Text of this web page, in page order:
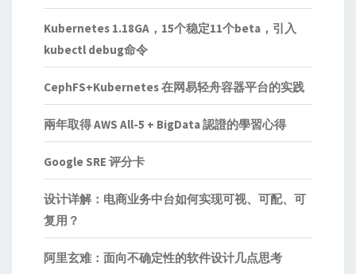
Kubernetes 1.18GA，15个稳定11个beta，引入
kubectl debug命令
CephFS+Kubernetes 在网易轻舟容器平台的实践
兩年取得 AWS All-5 + BigData 認證的學習心得
Google SRE 评分卡
设计详解：电商业务中台如何实现可视、可配、可
复用？
阿里玄难：面向不确定性的软件设计几点思考